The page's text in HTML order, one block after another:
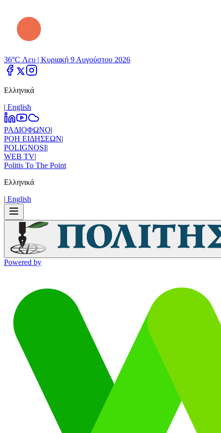
36°C Λευ | Κυριακή 9 Αυγούστου 2026
Ελληνικά
| Εnglish
ΡΑΔΙΟΦΩΝΟ|
ΡΟΗ ΕΙΔΗΣΕΩΝ|
POLIGNOSI|
WEB TV|
Politis To The Point
Ελληνικά
| Εnglish
Powered by